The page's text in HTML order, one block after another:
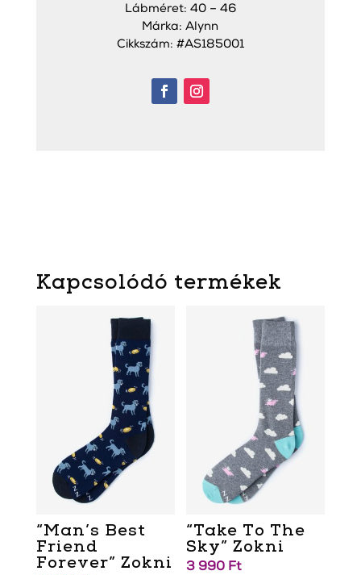
Lábméret: 40 – 46
Márka: Alynn
Cikkszám: #AS185001
Kapcsolódó termékek
“Man’s Best
Friend
Forever” Zokni
“Take To The
Sky” Zokni
3 990 Ft